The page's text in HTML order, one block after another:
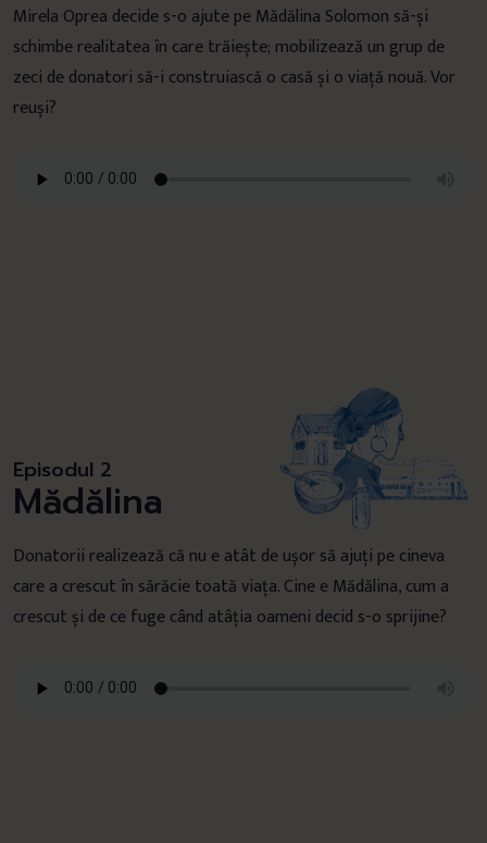
Mirela Oprea decide s-o ajute pe Mădălina Solomon să-și
schimbe realitatea în care trăiește; mobilizează un grup de
zeci de donatori să-i construiască o casă și o viață nouă. Vor
reuși?
Episodul 2
Mădălina
Donatorii realizează că nu e atât de ușor să ajuți pe cineva
care a crescut în sărăcie toată viața. Cine e Mădălina, cum a
crescut și de ce fuge când atâția oameni decid s-o sprijine?